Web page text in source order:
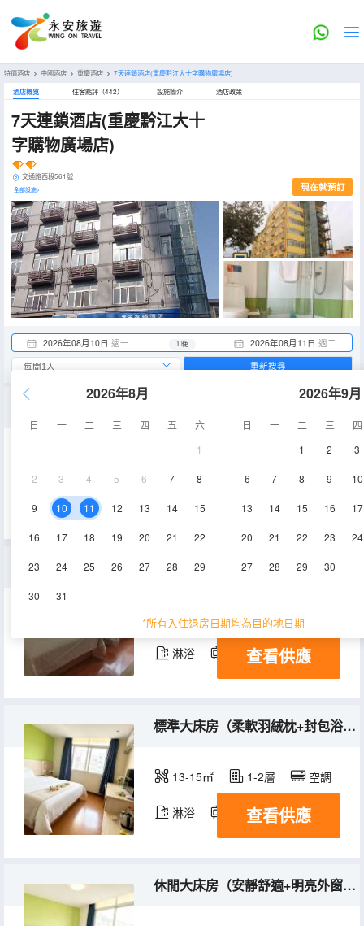
特價酒店 > 中國酒店 > 重慶酒店 > 7天連鎖酒店(重慶黔江大十字購物廣場店)
酒店概览 住客點評（442） 設施簡介 酒店政策
7天連鎖酒店(重慶黔江大十
字購物廣場店)
交通路西段561號
全部設施> 現在就預訂
2026年08月10日 週一 2026年08月11日 週二
1 晚
2026年8月
日 一 二 三 四 五
六
1
2 3 4 5 6 7 8
9 10 11 12 13 14 15
16 17 18 19 20 21 22
23 24 25 26 27 28 29
30 31
2026年9月
日 一 二 三
四
1
2 3
6 7 8 9 10
13 14 15 16 17
20 21 22 23 24
27 28 29 30
*所有入住退房日期均為目的地日期
重新搜尋
16-20㎡ 空調
傳統雙床房
20-24㎡ 1-2層
淋浴 電視機
查看供應
標準大床房（柔軟羽絨枕+封包浴巾+明亮外窗）
13-15㎡ 1-2層 空調
淋浴 電視機
查看供應
休閒大床房（安靜舒適+明亮外窗+優質布草）